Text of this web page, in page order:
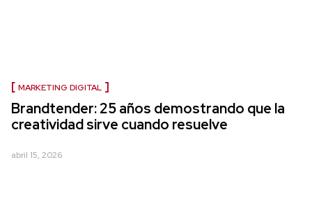
MARKETING DIGITAL
Brandtender: 25 años demostrando que la
creatividad sirve cuando resuelve
abril 15, 2026